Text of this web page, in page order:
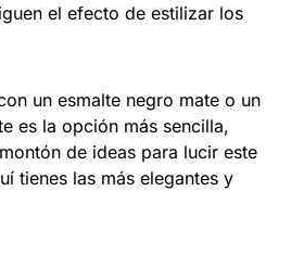
el efecto de estilizar los
un esmalte negro mate o un
es la opción más sencilla,
de ideas para lucir este
tienes las más elegantes y